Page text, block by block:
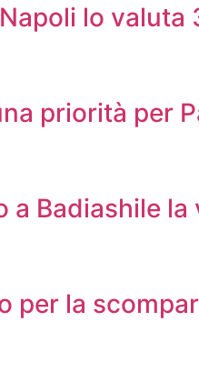
lo valuta
priorità per
a Badiashile
per la